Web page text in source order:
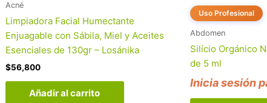
Acné
Limpiadora Facial Humectante
Enjuagable con Sábila, Miel y Aceites
Esenciales de 130gr – Losánika
$56,800
Añadir al carrito
Uso Profesional
Abdomen
Silício Orgánico
de 5 ml
Inicia sesión